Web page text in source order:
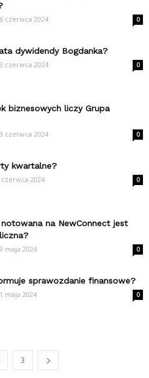
czerwca 2024 0
dywidendy Bogdanka?
czerwca 2024 0
biznesowych liczy Grupa
czerwca 2024 0
kwartalne?
czerwca 2024 0
notowana na NewConnect jest
maja 2024 0
sprawozdanie finansowe?
maja 2024 0
3